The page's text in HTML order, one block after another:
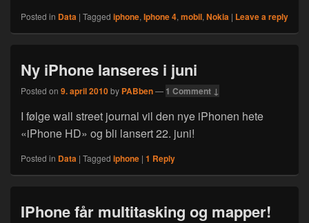
Posted in Data | Tagged iphone, Iphone 4, mobil, Nokia | Leave a reply
Ny iPhone lanseres i juni
Posted on 9. april 2010by PABben— 1 Comment ↓
I følge wall street journal vil den nye iPhonen hete
«iPhone HD» og bli lansert 22. juni!
Posted in Data | Tagged iphone | 1 Reply
IPhone får multitasking og mapper!